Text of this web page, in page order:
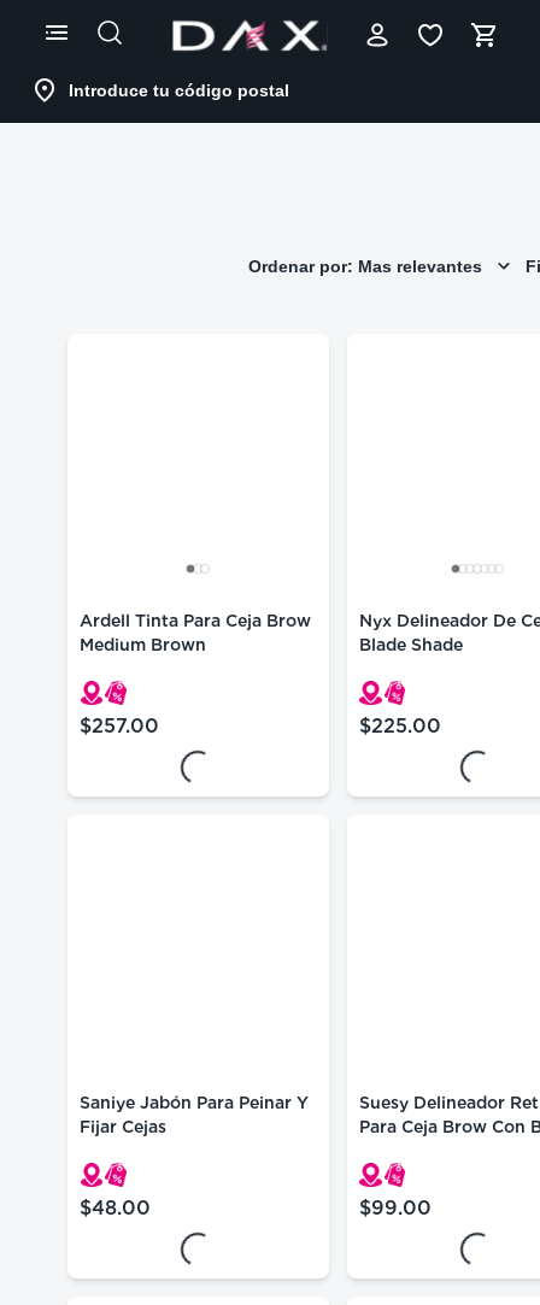
Introduce tu código postal
Ordenar por: Mas relevantes
Ardell Tinta Para Ceja Brow
Medium Brown
$257.00
precio actual $257.00
Loading...
Nyx Delineador De
Blade Shade
$225.00
precio actual
Saniye Jabón Para Peinar Y
Fijar Cejas
$48.00
precio actual $48.00
Loading...
Suesy Delineador
Para Ceja Brow Con
$99.00
precio actual